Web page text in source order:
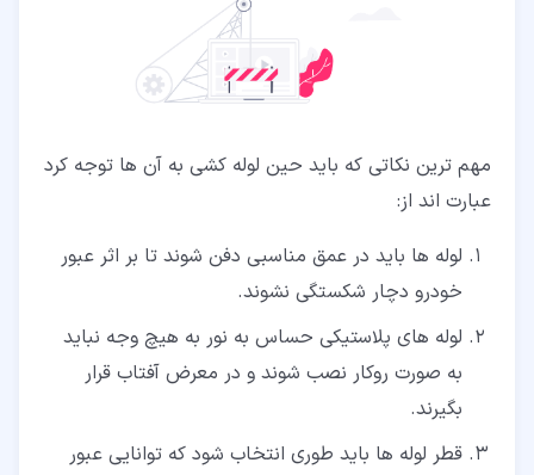
مهم ترین نکاتی که باید حین لوله کشی به آن ها توجه کرد
عبارت اند از:
لوله ها باید در عمق مناسبی دفن شوند تا بر اثر عبور
خودرو دچار شکستگی نشوند.
لوله های پلاستیکی حساس به نور به هیچ وجه نباید
به صورت روکار نصب شوند و در معرض آفتاب قرار
بگیرند.
قطر لوله ها باید طوری انتخاب شود که توانایی عبور